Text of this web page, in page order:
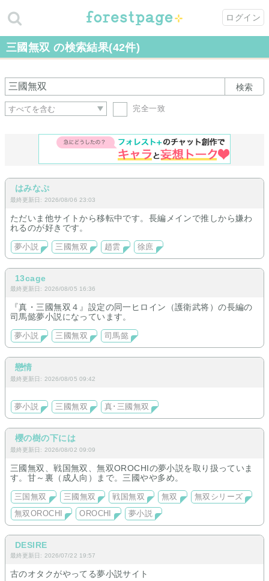
ログイン
三國無双 の検索結果(42件)
検索
完全一致
はみなぷ
最終更新日: 2026/08/06 23:03
ただいま他サイトから移転中です。長編メインで推しから嫌わ
れるのが好きです。
夢小説 三國無双 趙雲 徐庶
13cage
最終更新日: 2026/08/05 16:36
『真・三國無双４』設定の同一ヒロイン（護衛武将）の長編の
司馬懿夢小説になっています。
夢小説 三國無双 司馬懿
戀情
最終更新日: 2026/08/05 09:42
夢小説 三國無双 真･三國無双
櫻の樹の下には
最終更新日: 2026/08/02 09:09
三國無双、戦国無双、無双OROCHIの夢小説を取り扱っていま
す。甘～裏（成人向）まで。三國やや多め。
三国無双 三國無双 戦国無双 無双
無双シリーズ
無双OROCHI
OROCHI 夢小説
DESIRE
最終更新日: 2026/07/22 19:57
古のオタクがやってる夢小説サイト